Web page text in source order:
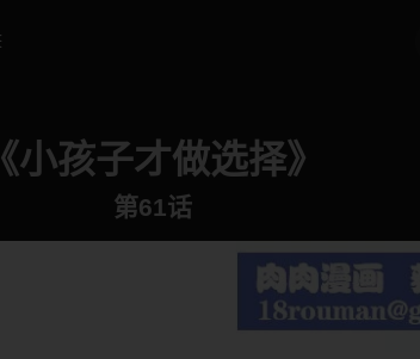
《小孩子才做选择》
第61话